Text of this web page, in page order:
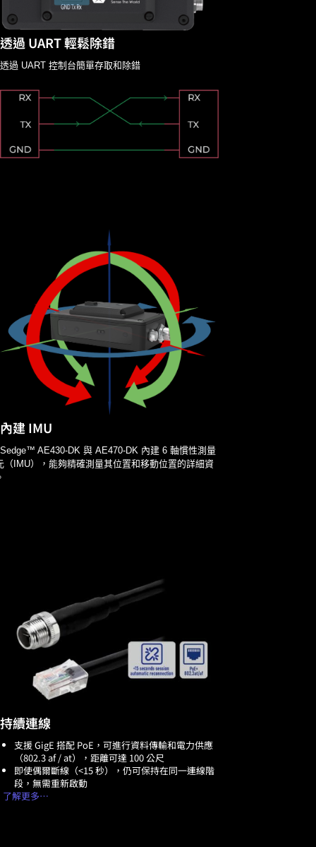
透過 UART 輕鬆除錯
透過 UART 控制台簡單存取和除錯
內建 IMU
AE430-DK 與 AE470-DK 內建 6 軸慣性測量
（IMU），能夠精確測量其位置和移動位置的詳細資
持續連線
支援 GigE 搭配 PoE，可進行資料傳輸和電力供應
（802.3 af / at），距離可達 100 公尺
即使偶爾斷線（<15 秒），仍可保持在同一連線階
段，無需重新啟動
更多…